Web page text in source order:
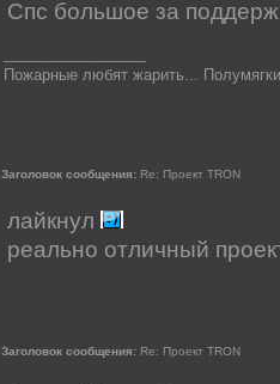
Спс большое за
Пожарные любят жарить...
Заголовок сообщения: Re: Проект TRON
лайкнул
реально отличный
Заголовок сообщения: Re: Проект TRON